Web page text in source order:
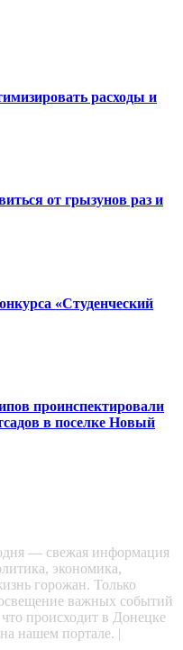
расходы и
от грызунов раз и
«Студенческий
проинспектировали
в поселке Новый
— свежая информация
экономика,
горожан. Только
важных событий
что происходит в Донецке
нашем портале. |